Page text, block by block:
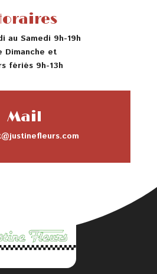
au Samedi 9h-19h
Dimanche et
fériés 9h-13h
Mail